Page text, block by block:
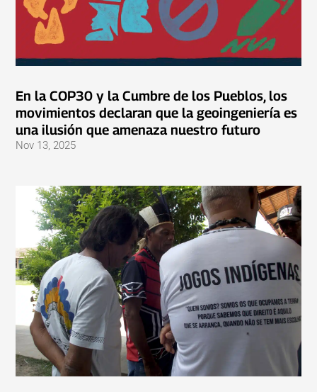
En la COP30 y la Cumbre de los Pueblos, los
movimientos declaran que la geoingeniería es
una ilusión que amenaza nuestro futuro
Nov 13, 2025